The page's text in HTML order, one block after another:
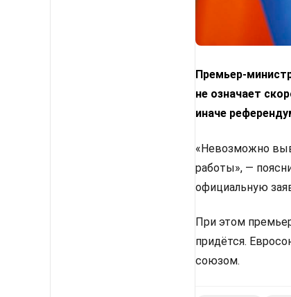
Премьер-
не означает
иначе
«Невозможно
работы», —
официальную
При этом
придётся.
союзом.